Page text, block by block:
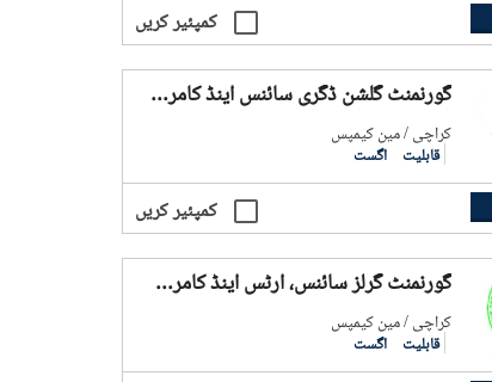
کمپئیر کریں
گورنمنٹ گلشن ڈگری سائنس اینڈ کامرس کالج
کراچی / مین کیمپس
قابلیت اگست
کمپئیر کریں
گورنمنٹ گرلز سائنس، آرٹس اینڈ کامرس کالج، اورنگی ٹاون
کراچی / مین کیمپس
قابلیت اگست